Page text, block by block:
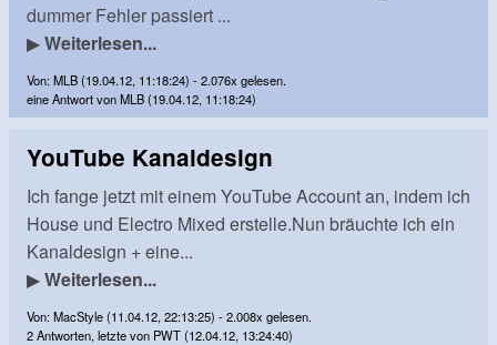
dummer Fehler passiert ...
▶Weiterlesen...
Von: MLB (19.04.12, 11:18:24) - 2.076x gelesen.
eine Antwort von MLB (19.04.12, 11:18:24)
YouTube Kanaldesign
Ich fange jetzt mit einem YouTube Account an, indem ich
House und Electro Mixed erstelle.Nun bräuchte ich ein
Kanaldesign + eine...
▶Weiterlesen...
Von: MacStyle (11.04.12, 22:13:25) - 2.008x gelesen.
2 Antworten, letzte von PWT (12.04.12, 13:24:40)